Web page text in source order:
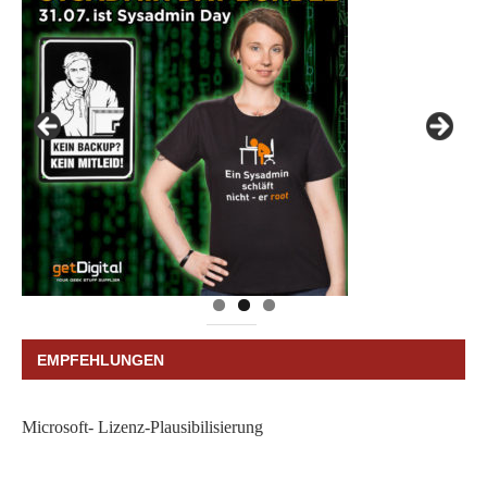
EMPFEHLUNGEN
Microsoft- Lizenz-Plausibilisierung